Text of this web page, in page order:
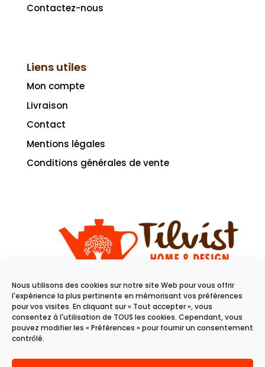
Nous utilisons des cookies sur notre site Web pour vous offrir
l'expérience la plus pertinente en mémorisant vos préférences
pour vos visites. En cliquant sur « Tout accepter », vous
consentez à l'utilisation de TOUS les cookies. Cependant, vous
pouvez modifier les « Préférences » pour fournir un consentement
contrôlé.
Contactez-nous
Liens utiles
Mon compte
Livraison
Contact
Mentions légales
Conditions générales de vente
11 rue du raisin
68100 Mulhouse
Du mardi au samedi